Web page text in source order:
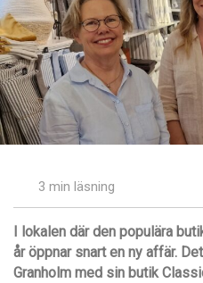
3 min läsning
I lokalen där den populära
åröppnar snart en ny affär.
Granholm med sin butik